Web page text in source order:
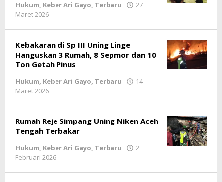
Hukum, Keber Ari Gayo, Terbaru
27
Maret 2026
Kebakaran di Sp III Uning Linge
Hanguskan 3 Rumah, 8 Sepmor dan 10
Ton Getah Pinus
Hukum, Keber Ari Gayo, Terbaru
14
Maret 2026
Rumah Reje Simpang Uning Niken Aceh
Tengah Terbakar
Hukum, Keber Ari Gayo, Terbaru
2
Februari 2026